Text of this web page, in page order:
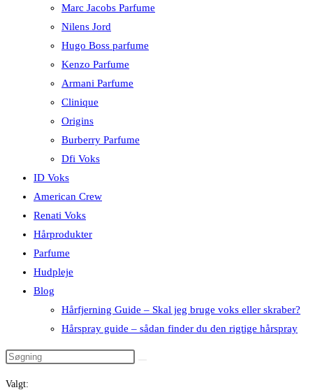
Marc Jacobs Parfume
Nilens Jord
Hugo Boss parfume
Kenzo Parfume
Armani Parfume
Clinique
Origins
Burberry Parfume
Dfi Voks
ID Voks
American Crew
Renati Voks
Hårprodukter
Parfume
Hudpleje
Blog
Hårfjerning Guide – Skal jeg bruge voks eller skraber?
Hårspray guide – sådan finder du den rigtige hårspray
Valgt: